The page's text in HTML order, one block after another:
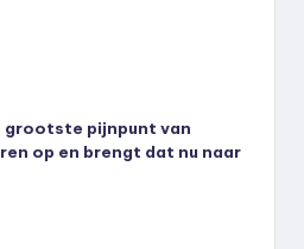
grootste pijnpunt van
op en brengt dat nu naar